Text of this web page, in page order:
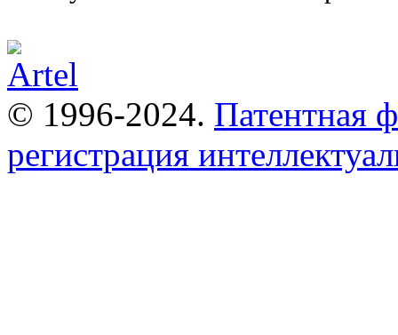
© 1996-2024. Патентная
регистрация